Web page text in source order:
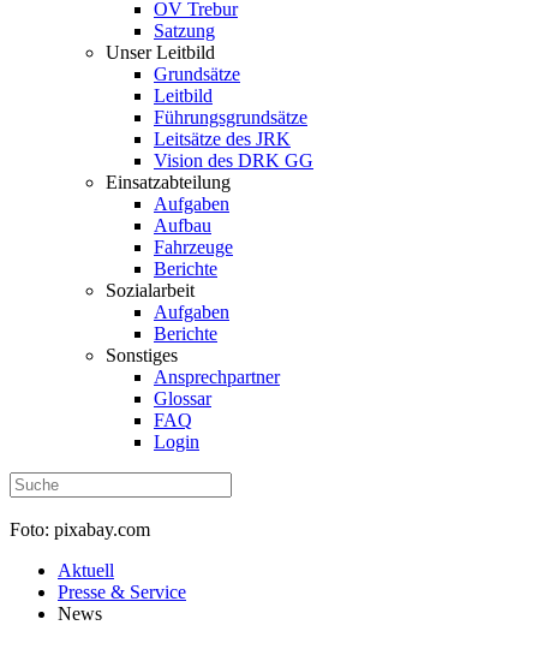
OV Trebur
Satzung
Unser Leitbild
Grundsätze
Leitbild
Führungsgrundsätze
Leitsätze des JRK
Vision des DRK GG
Einsatzabteilung
Aufgaben
Aufbau
Fahrzeuge
Berichte
Sozialarbeit
Aufgaben
Berichte
Sonstiges
Ansprechpartner
Glossar
FAQ
Login
Foto: pixabay.com
Aktuell
Presse & Service
News